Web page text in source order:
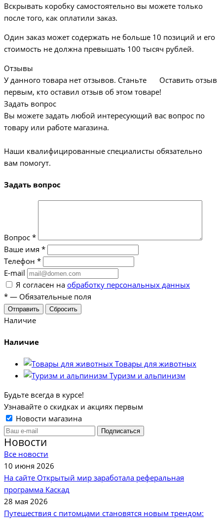
Вскрывать коробку самостоятельно вы можете только
после того, как оплатили заказ.
Один заказ может содержать не больше 10 позиций и его
стоимость не должна превышать 100 тысяч рублей.
Отзывы
Оставить отзыв
У данного товара нет отзывов. Станьте
первым, кто оставил отзыв об этом товаре!
Задать вопрос
Вы можете задать любой интересующий вас вопрос по
товару или работе магазина.
Наши квалифицированные специалисты обязательно
вам помогут.
Задать вопрос
Вопрос *
Ваше имя *
Телефон *
E-mail
Я согласен на обработку персональных данных
* — Обязательные поля
Отправить Сбросить
Наличие
Наличие
Товары для животных
Туризм и альпинизм
Будьте всегда в курсе!
Узнавайте о скидках и акциях первым
Новости магазина
Новости
Все новости
10 июня 2026
На сайте Открытый мир заработала реферальная
программа Каскад
28 мая 2026
Путешествия с питомцами становятся новым трендом: